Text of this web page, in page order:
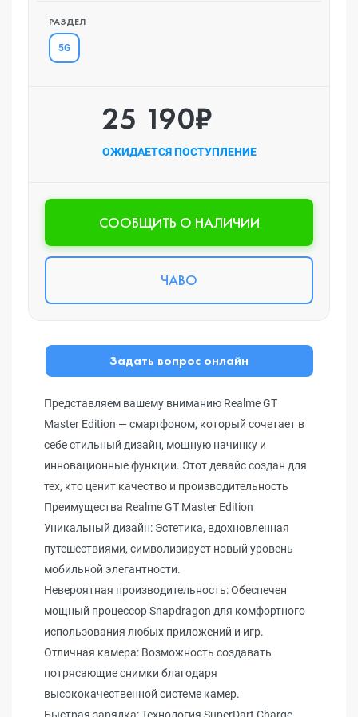
РАЗДЕЛ
5G
25 190₽
ОЖИДАЕТСЯ ПОСТУПЛЕНИЕ
CООБЩИТЬ О НАЛИЧИИ
ЧАВО
Задать вопрос онлайн
Представляем вашему вниманию Realme GT
Master Edition — смартфоном, который сочетает в
себе стильный дизайн, мощную начинку и
инновационные функции. Этот девайс создан для
тех, кто ценит качество и производительность
Преимущества Realme GT Master Edition
Уникальный дизайн: Эстетика, вдохновленная
путешествиями, символизирует новый уровень
мобильной элегантности.
Невероятная производительность: Обеспечен
мощный процессор Snapdragon для комфортного
использования любых приложений и игр.
Отличная камера: Возможность создавать
потрясающие снимки благодаря
высококачественной системе камер.